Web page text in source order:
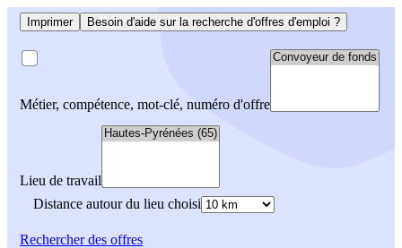
Imprimer Besoin d'aide sur la recherche d'offres d'emploi ?
Métier, compétence, mot-clé, numéro d'offre
Lieu de travail
Distance autour du lieu choisi
Rechercherdes offres